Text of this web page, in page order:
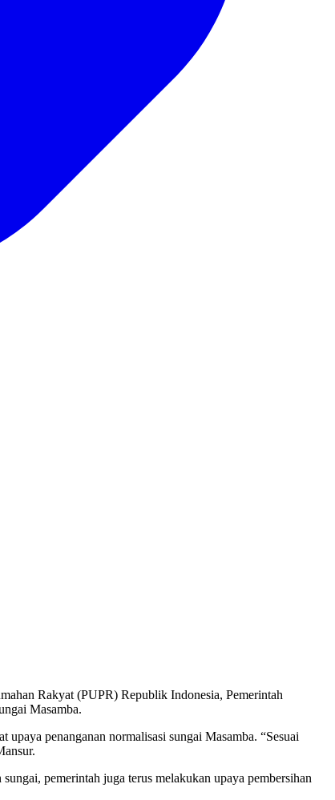
Rakyat (PUPR) Republik Indonesia, Pemerintah
Masamba.
penanganan normalisasi sungai Masamba. “Sesuai
pemerintah juga terus melakukan upaya pembersihan